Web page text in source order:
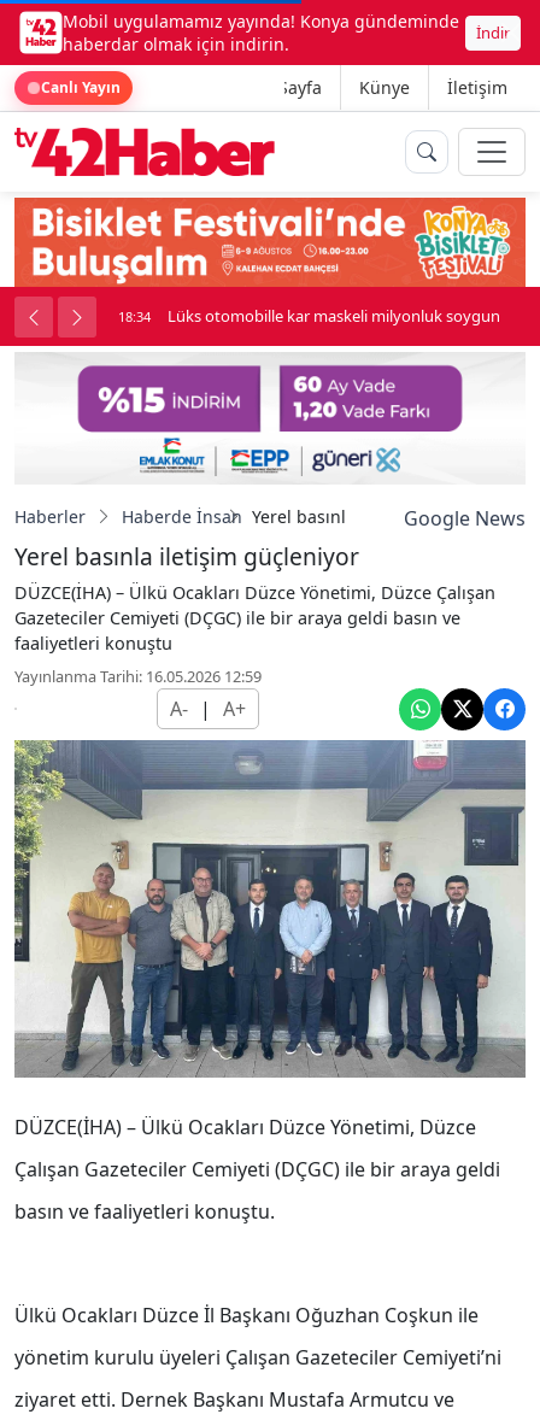
Mobil uygulamamız yayında! Konya gündeminde
haberdar olmak için indirin.
İndir
Canlı Yayın Ana Sayfa Künye İletişim
kavga çıktı 18:34 Lüks otomobille kar maskeli milyonluk soygun
Haberler Haberde İnsan Yerel basınla iletişim güçleniyor
Google News
Yerel basınla iletişim güçleniyor
DÜZCE(İHA) – Ülkü Ocakları Düzce Yönetimi, Düzce Çalışan
Gazeteciler Cemiyeti (DÇGC) ile bir araya geldi basın ve
faaliyetleri konuştu
Yayınlanma Tarihi: 16.05.2026 12:59
A- | A+
DÜZCE(İHA) – Ülkü Ocakları Düzce Yönetimi, Düzce
Çalışan Gazeteciler Cemiyeti (DÇGC) ile bir araya geldi
basın ve faaliyetleri konuştu.
Ülkü Ocakları Düzce İl Başkanı Oğuzhan Coşkun ile
yönetim kurulu üyeleri Çalışan Gazeteciler Cemiyeti’ni
ziyaret etti. Dernek Başkanı Mustafa Armutcu ve